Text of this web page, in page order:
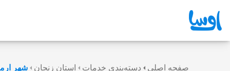
صفحه اصلی دسته‌بندی خدمات استان زنجان شهر